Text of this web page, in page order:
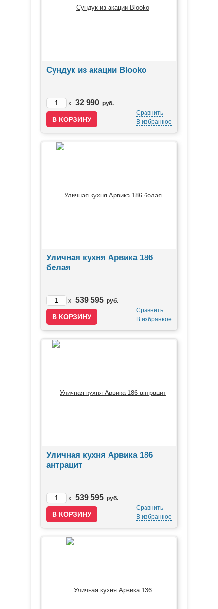
Сундук из акации Blooko
x 32 990 руб.
Сравнить
В избранное
Уличная кухня Арвика 186
белая
x 539 595 руб.
Сравнить
В избранное
Уличная кухня Арвика 186
антрацит
x 539 595 руб.
Сравнить
В избранное